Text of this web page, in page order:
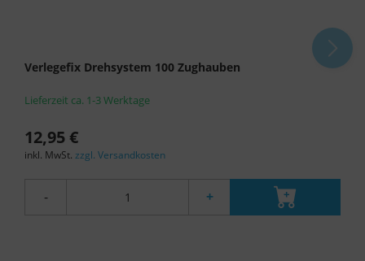
Verlegefix Drehsystem 100 Zughauben
Lieferzeit ca. 1-3 Werktage
12,95 €
inkl. MwSt. zzgl. Versandkosten
- +